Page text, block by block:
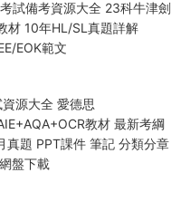
試備考資源大全 23科牛津劍
材 10年HL/SL真題詳解
EOK範文
源大全 愛德思
教材 最新考綱
真題 PPT課件 筆記 分類分章
盤下載